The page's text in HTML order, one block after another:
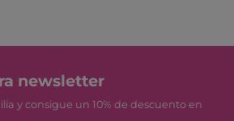
newsletter
y consigue un 10% de descuento en